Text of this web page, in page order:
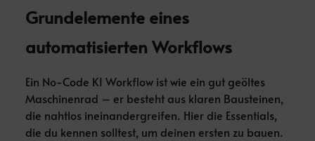
Grundelemente eines
automatisierten Workflows
Ein No-Code KI Workflow ist wie ein gut geöltes
Maschinenrad – er besteht aus klaren Bausteinen,
die nahtlos ineinandergreifen. Hier die Essentials,
die du kennen solltest, um deinen ersten zu bauen.